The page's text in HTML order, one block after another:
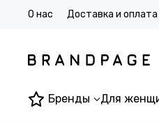
О нас Доставка и оплата
Бренды Для